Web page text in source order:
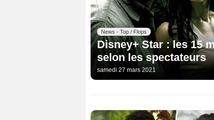
News - Top / Flops
Disney+ Star : les 15
selon les spectateurs
samedi 27 mars 2021